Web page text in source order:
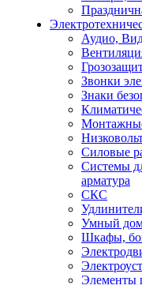
Аудио,
Звонки
Знаки
Силовые
Системы
арматура
СКС
Умный
Шкафы,
Элементы